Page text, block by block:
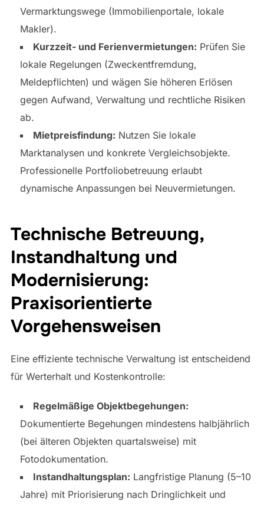
Vermarktungswege (Immobilienportale, lokale
Makler).
Kurzzeit- und Ferienvermietungen: Prüfen Sie
lokale Regelungen (Zweckentfremdung,
Meldepflichten) und wägen Sie höheren Erlösen
gegen Aufwand, Verwaltung und rechtliche Risiken
ab.
Mietpreisfindung: Nutzen Sie lokale
Marktanalysen und konkrete Vergleichsobjekte.
Professionelle Portfoliobetreuung erlaubt
dynamische Anpassungen bei Neuvermietungen.
Technische Betreuung,
Instandhaltung und
Modernisierung:
Praxisorientierte
Vorgehensweisen
Eine effiziente technische Verwaltung ist entscheidend
für Werterhalt und Kostenkontrolle:
Regelmäßige Objektbegehungen:
Dokumentierte Begehungen mindestens halbjährlich
(bei älteren Objekten quartalsweise) mit
Fotodokumentation.
Instandhaltungsplan: Langfristige Planung (5–10
Jahre) mit Priorisierung nach Dringlichkeit und